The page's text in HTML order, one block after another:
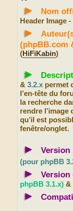
► Nom
Header Image
►
(phpBB.com
(HiFiKabin)
►
& 3.2.x permet
l’en-tête du
la recherche
rendre l’image
qu’il est
fenêtre/onglet.
► Version
(pour phpBB
►
Version
phpBB 3.1.x) &
►